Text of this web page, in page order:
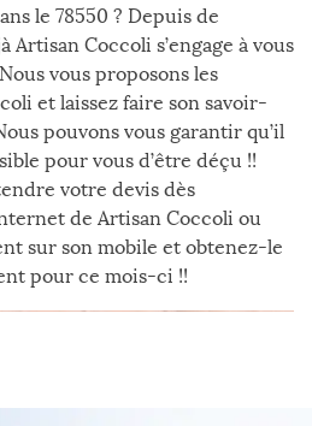
le 78550 ? Depuis de
Artisan Coccoli s’engage à vous
vous proposons les
et laissez faire son savoir-
pouvons vous garantir qu’il
pour vous d’être déçu !!
votre devis dès
de Artisan Coccoli ou
sur son mobile et obtenez-le
pour ce mois-ci !!